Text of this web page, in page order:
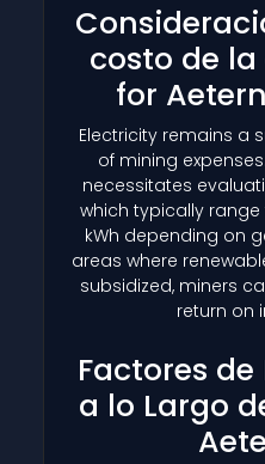
costo de
for
Electricity remains a
of mining
necessitates
which typically range
kWh depending on
areas where
subsidized, miners
return on
Factores
a lo Largo